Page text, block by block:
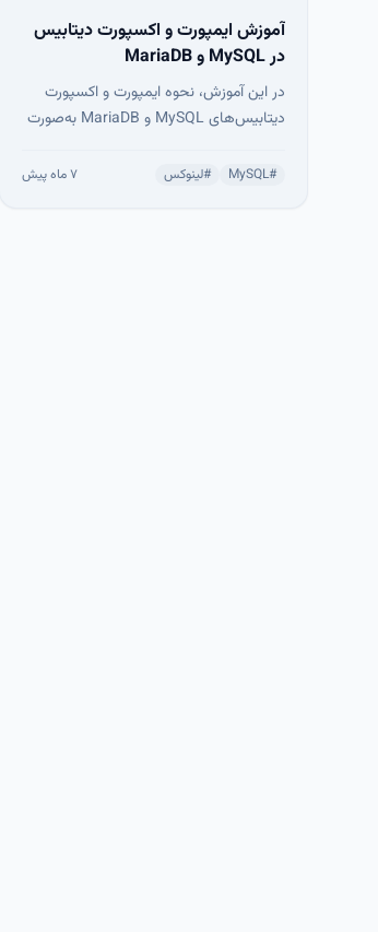
آموزش ایمپورت و اکسپورت دیتابیس
در MySQL و MariaDB
در این آموزش، نحوه ایمپورت و اکسپورت
دیتابیس‌های MySQL و MariaDB به‌صورت
روش‌های انتقال جداول، کاربران و سطح
#
MySQL
#لینوکس ۷ ماه پیش